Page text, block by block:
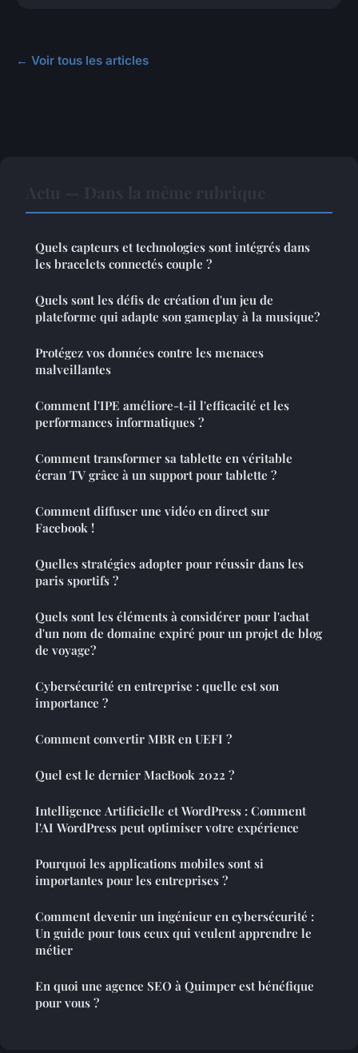
← Voir tous les articles
Quels capteurs et technologies sont intégrés dans
les bracelets connectés couple ?
Quels sont les défis de création d'un jeu de
plateforme qui adapte son gameplay à la musique?
Protégez vos données contre les menaces
malveillantes
Comment l'IPE améliore-t-il l'efficacité et les
performances informatiques ?
Comment transformer sa tablette en véritable
écran TV grâce à un support pour tablette ?
Comment diffuser une vidéo en direct sur
Facebook !
Quelles stratégies adopter pour réussir dans les
paris sportifs ?
Quels sont les éléments à considérer pour l'achat
d'un nom de domaine expiré pour un projet de blog
de voyage?
Cybersécurité en entreprise : quelle est son
importance ?
Comment convertir MBR en UEFI ?
Quel est le dernier MacBook 2022 ?
Intelligence Artificielle et WordPress : Comment
l'AI WordPress peut optimiser votre expérience
Pourquoi les applications mobiles sont si
importantes pour les entreprises ?
Comment devenir un ingénieur en cybersécurité :
Un guide pour tous ceux qui veulent apprendre le
métier
En quoi une agence SEO à Quimper est bénéfique
pour vous ?